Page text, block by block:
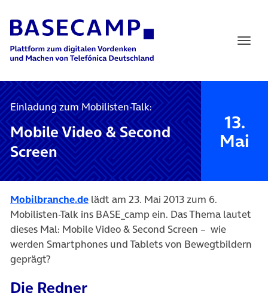
Main Navigation
Einladung zum Mobilisten-Talk:
Mobile Video & Second
Screen
13.
Mai
Mobilbranche.de(öffnet in neuem Tab)
lädt am 23. Mai 2013 zum 6.
Mobilisten-Talk ins BASE_camp ein. Das Thema lautet
dieses Mal: Mobile Video & Second Screen – wie
werden Smartphones und Tablets von Bewegtbildern
geprägt?
Die Redner